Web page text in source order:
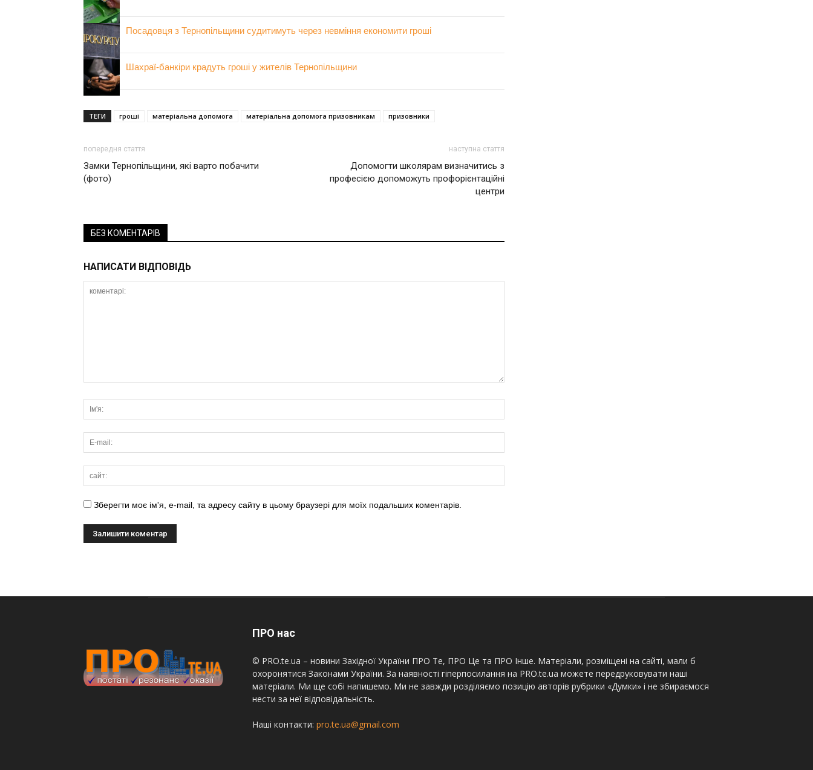
Посадовця з Тернопільщини судитимуть через невміння економити гроші
Шахраї-банкіри крадуть гроші у жителів Тернопільщини
ТЕГИ гроші матеріальна допомога матеріальна допомога призовникам призовники
попередня стаття
Замки Тернопільщини, які варто побачити
(фото)
наступна стаття
Допомогти школярам визначитись з
професією допоможуть профорієнтаційні
центри
БЕЗ КОМЕНТАРІВ
НАПИСАТИ ВІДПОВІДЬ
Зберегти моє ім'я, e-mail, та адресу сайту в цьому браузері для моїх подальших коментарів.
ПРО нас
© PRO.te.ua – новини Західної України ПРО Те, ПРО Це та ПРО Інше. Матеріали, розміщені на сайті, мали б
охоронятися Законами України. За наявності гіперпосилання на PRO.te.ua можете передруковувати наші
матеріали. Ми ще собі напишемо. Ми не завжди розділяємо позицію авторів рубрики «Думки» і не збираємося
нести за неї відповідальність.
Наші контакти: pro.te.ua@gmail.com